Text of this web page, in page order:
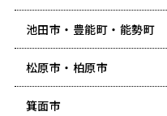
池田市・豊能町・能勢町
松原市・柏原市
箕面市